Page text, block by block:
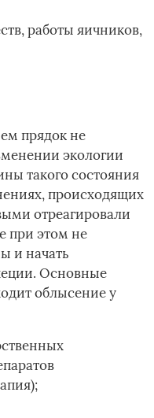
работы яичников,
прядок не
экологии
такого состояния
происходящих
отреагировали
при этом не
и начать
Основные
облысение у